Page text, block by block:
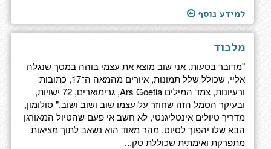
למידע נוסף
מלכוד
"מדובר בטעות. אני שוב מוצא את עצמי בוהה במסך שנגלה
אליי, שכולל שלל תמונות, איורים מהמאה ה־17, כתובות
ורעיונות, צמד המילים Ars Goetia, גרימוארים, 72 ישויות,
ובעיקר הסמל הזה שחוזר על עצמו שוב ושוב ושוב." סולומון,
מדריך טיולים אינטליגנטי, לא חשב אי פעם שהטיול המאורגן
הבא שלו יהפוך לסיוט. מהר מאוד הוא נשאב לתוך מציאות
מתפרקת ואימתית שכוללת טק...